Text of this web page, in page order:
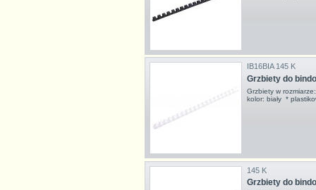
IB16BIA 145 K
Grzbiety do
Grzbiety w
kolor: biały *
145 K
Grzbiety do